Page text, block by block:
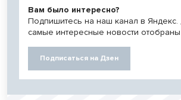
Вам было интересно?
Подпишитесь на наш канал в Яндекс.
самые интересные новости отобраны
Подписаться на Дзен